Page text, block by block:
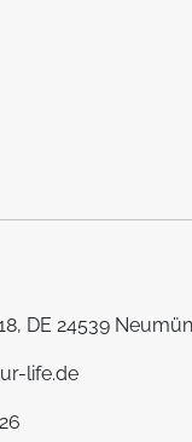
DE 24539
life.de